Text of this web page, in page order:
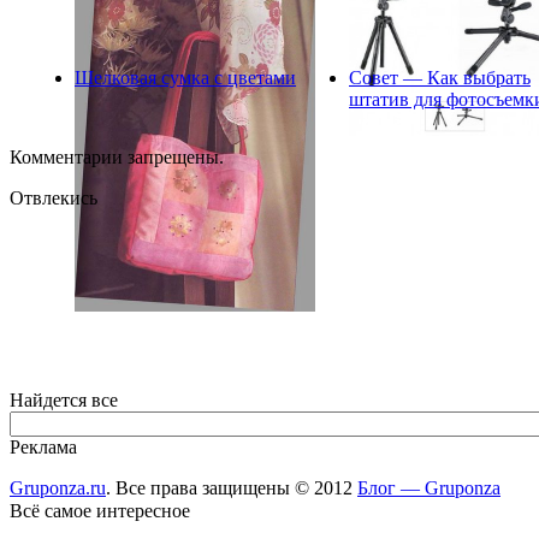
Шелковая сумка с цветами
Совет — Как выбрать
штатив для
Комментарии запрещены.
Отвлекись
Найдется все
Реклама
Gruponza.ru. Все права защищены © 2012 Блог — Gruponza
Всё самое интересное